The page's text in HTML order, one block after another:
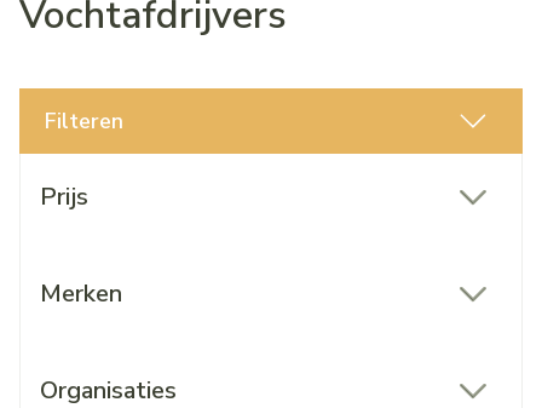
Vochtafdrijvers
Filteren
Prijs
Merken
Organisaties